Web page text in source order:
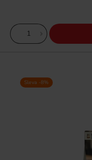
Sleva -8%